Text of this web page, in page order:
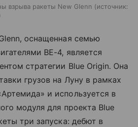
взрыва ракеты New Glenn
источник:
оснащенная семью
BE-4, является
стратегии Blue Origin. Она
грузов на Луну в рамках
и используется в
модуля для проекта Blue
три запуска: дебют в